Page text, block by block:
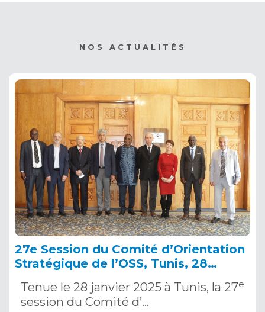
NOS ACTUALITÉS
27e Session du Comité d’Orientation
Stratégique de l’OSS, Tunis, 28
Tenue le 28 janvier 2025 à Tunis, la 27e
session du Comité d’…